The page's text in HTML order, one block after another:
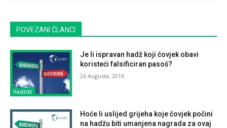
POVEZANI ČLANCI
Hadždž
Je li ispravan hadž koji čovjek obavi
koristeći falsificiran pasoš?
26 Augusta, 2016
Hoće li uslijed grijeha koje čovjek počini
na hadžu biti umanjena nagrada za ovaj